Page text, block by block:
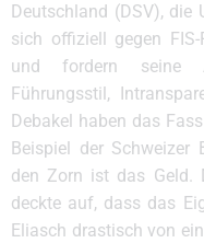
Deutschland (DSV), die
sich offiziell gegen
und fordern seine
Führungsstil,
Debakel haben das
Beispiel der
den Zorn ist das Geld.
deckte auf, dass das
Eliasch drastisch von